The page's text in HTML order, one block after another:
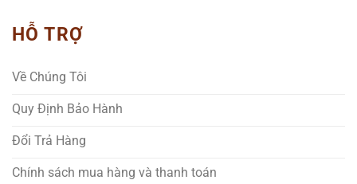
HỖ TRỢ
Về Chúng Tôi
Quy Định Bảo Hành
Đổi Trả Hàng
Chính sách mua hàng và thanh toán